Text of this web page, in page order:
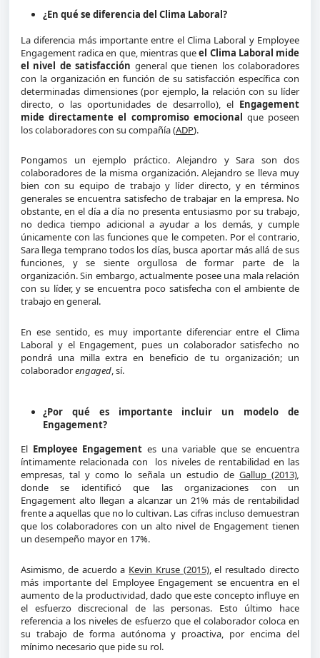
¿En qué se diferencia del Clima Laboral?
La diferencia más importante entre el Clima Laboral y Employee
Engagement radica en que, mientras queel Clima Laboral mide
el nivel de satisfacción general que tienen los colaboradores
con la organización en función de su satisfacción específica con
determinadas dimensiones (por ejemplo, la relación con su líder
directo, o las oportunidades de desarrollo), el Engagement
mide directamente el compromiso emocional que poseen
los colaboradores con su compañía (ADP).
Pongamos un ejemplo práctico. Alejandro y Sara son dos
colaboradores de la misma organización. Alejandro se lleva muy
bien con su equipo de trabajo y líder directo, y en términos
generales se encuentra satisfecho de trabajar en la empresa. No
obstante, en el día a día no presenta entusiasmo por su trabajo,
no dedica tiempo adicional a ayudar a los demás, y cumple
únicamente con las funciones que le competen. Por el contrario,
Sara llega temprano todos los días, busca aportar más allá de sus
funciones, y se siente orgullosa de formar parte de la
organización. Sin embargo, actualmente posee una mala relación
con su líder, y se encuentra poco satisfecha con el ambiente de
trabajo en general.
En ese sentido, es muy importante diferenciar entre el Clima
Laboral y el Engagement, pues un colaborador satisfecho no
pondrá una milla extra en beneficio de tu organización; un
colaboradorengaged, sí.
¿Por qué es importante incluir un modelo de
Engagement?
El Employee Engagement es una variable que se encuentra
íntimamente relacionada con los niveles de rentabilidad en las
empresas, tal y como lo señala un estudio de Gallup (2013),
donde se identificó que las organizaciones con un
Engagement alto llegan a alcanzar un 21% más de rentabilidad
frente a aquellas que no lo cultivan. Las cifras incluso demuestran
que los colaboradores con un alto nivel de Engagement tienen
un desempeño mayor en 17%.
Asimismo, de acuerdo a Kevin Kruse (2015), el resultado directo
más importante del Employee Engagement se encuentra en el
aumento de la productividad, dado que este concepto influye en
el esfuerzo discrecional de las personas. Esto último hace
referencia a los niveles de esfuerzo que el colaborador coloca en
su trabajo de forma autónoma y proactiva, por encima del
mínimo necesario que pide su rol.